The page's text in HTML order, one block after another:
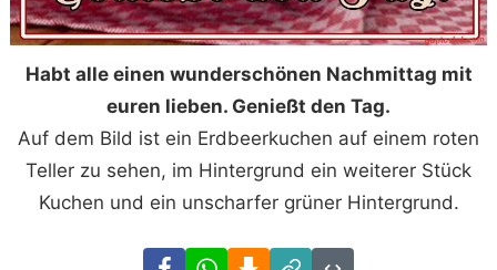
Habt alle einen wunderschönen Nachmittag mit
euren lieben. Genießt den Tag.
Auf dem Bild ist ein Erdbeerkuchen auf einem roten
Teller zu sehen, im Hintergrund ein weiterer Stück
Kuchen und ein unscharfer grüner Hintergrund.
FacebookWhatsAppDownload